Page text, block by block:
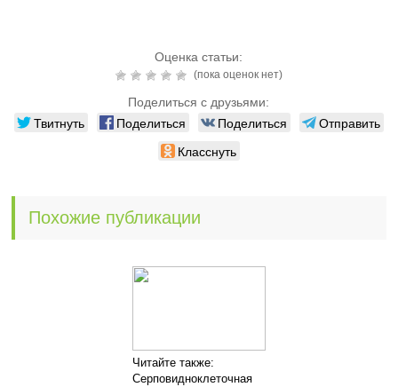
Оценка статьи:
(пока оценок нет)
Поделиться с друзьями:
Твитнуть Поделиться Поделиться
Отправить
Класснуть
Похожие публикации
Читайте также:
Серповидноклеточная